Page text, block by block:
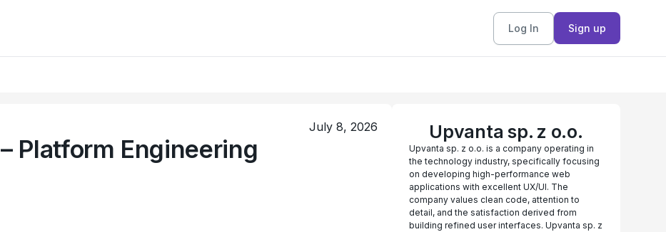
Log In Sign up
July 8, 2026
Platform Engineering
Upvanta sp. z o.o.
Upvanta sp. z o.o. is a company operating in
the technology industry, specifically focusing
on developing high-performance web
applications with excellent UX/UI. The
company values clean code, attention to
detail, and the satisfaction derived from
building refined user interfaces. Upvanta sp. z